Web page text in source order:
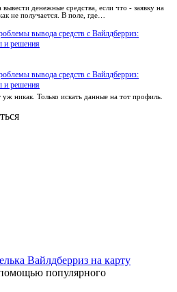
денежные средства, если что - заявку на
не получается. В поле, где…
вывода средств с Вайлдберриз:
и решения
вывода средств с Вайлдберриз:
и решения
никак. Только искать данные на тот профиль.
Вайлдберриз на карту
популярного